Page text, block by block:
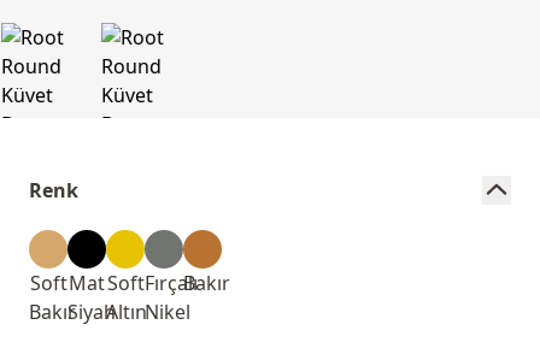
Renk
Soft
Bakır
Mat
Siyah
Soft
Altın
Fırçalı
Nikel
Bakır